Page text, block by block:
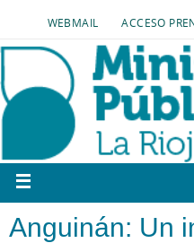
WEBMAIL ACCESO
Anguinán: Un